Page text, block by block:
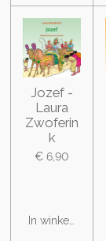
Jozef -
Laura
Zwoferin
k
€ 6,90
In winkelwagen